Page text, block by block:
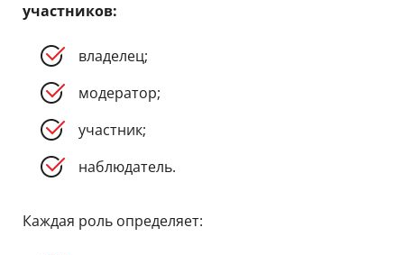
участников:
владелец;
модератор;
участник;
наблюдатель.
Каждая роль определяет: